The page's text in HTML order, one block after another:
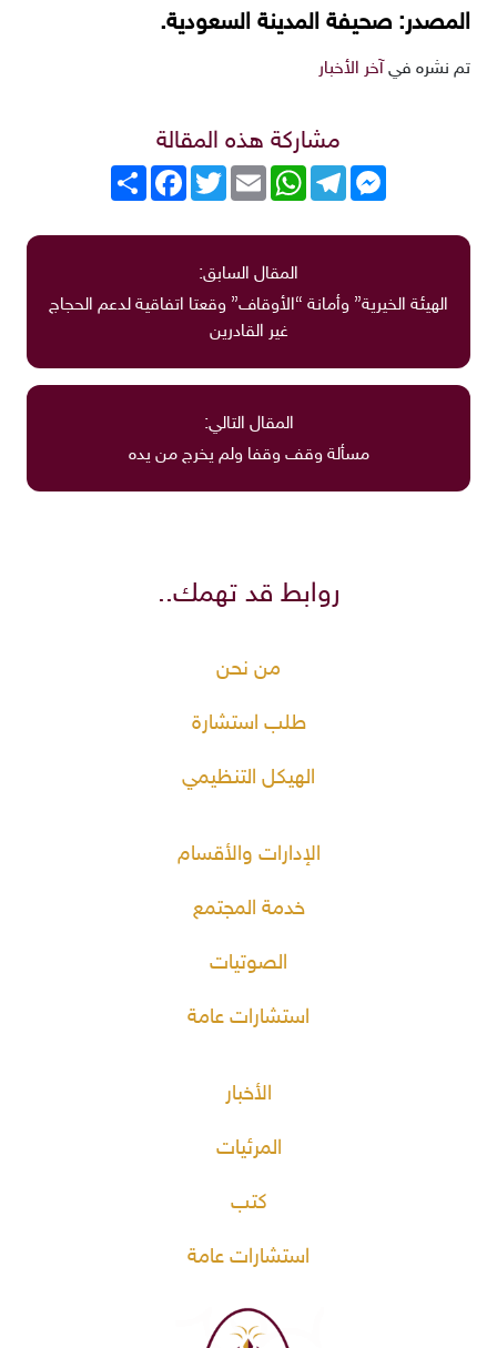
المصدر: صحيفة المدينة السعودية.
تم نشره في آخر الأخبار
مشاركة هذه المقالة
انشر
FacebookTwitterEmail
WhatsAppTelegram
Messenger
المقال السابق:
الهيئة الخيرية” وأمانة “الأوقاف” وقعتا اتفاقية لدعم الحجاج
غير القادرين
المقال التالي:
مسألة وقف وقفا ولم يخرج من يده
روابط قد تهمك..
من نحن
طلب استشارة
الهيكل التنظيمي
الإدارات والأقسام
خدمة المجتمع
الصوتيات
استشارات عامة
الأخبار
المرئيات
كتب
استشارات عامة